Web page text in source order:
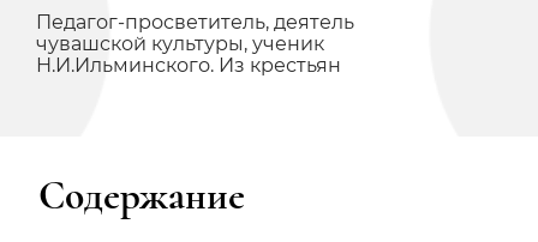
Педагог-просветитель, деятель
чувашской культуры, ученик
Н.И.Ильминского. Из крестьян
Содержание